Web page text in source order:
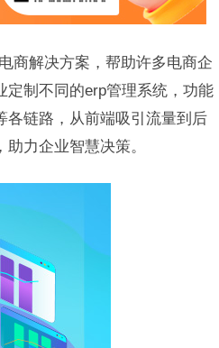
商解决方案，帮助许多电商企
定制不同的erp管理系统，功能
各链路，从前端吸引流量到后
力企业智慧决策。